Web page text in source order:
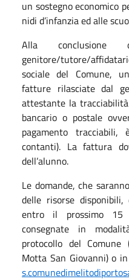
un sostegno economico
nidi d’infanzia ed alle
Alla conclusione
genitore/tutore/
sociale del Comune,
fatture rilasciate dal
attestante la
bancario o postale
pagamento
contanti). La fattura
dell’alunno.
Le domande, che
delle risorse disponibili,
entro il prossimo 15
consegnate in
protocollo del
Motta San Giovanni) o